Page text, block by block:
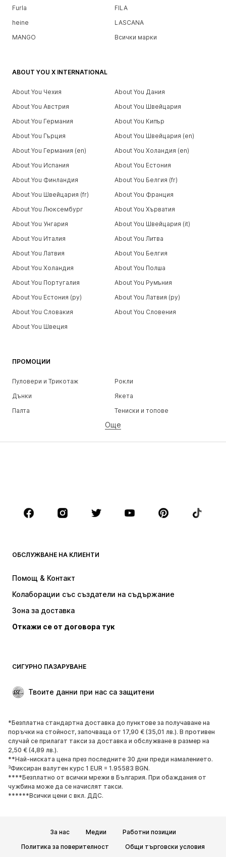
Furla
FILA
heine
LASCANA
MANGO
Всички марки
ПРОМОЦИИ
Пуловери и Трикотаж
Рокли
Дънки
Якета
Палта
Тениски и топове
Бельо
Аксесоари
Premium
НОВО
Пуловери и Трикотаж
Бельо
Палта
Поли
Специални Поводи
ОБУВКИ
НОВО
Популярно
Маратонки
Боти
Обувки с висок ток
Ботуши
Сандали
Ниски обувки
ЕКСКЛУЗИВНО
Още
ОБСЛУЖВАНЕ НА КЛИЕНТИ
Помощ & Контакт
Колаборации със създатели на съдържание
Зона за доставка
Откажи се от договора тук
СИГУРНО ПАЗАРУВАНЕ
Твоите данни при нас са защитени
*Безплатна стандартна доставка до пунктове за получаване на
поръчки на стойност, започваща от 17,90 € (35,01 лв.). В противен
случай се прилагат такси за доставка и обслужване в размер на
2,50 € (4,89 лв.).
**Най-ниската цена през последните 30 дни преди намалението.
³Фиксиран валутен курс 1 EUR = 1.95583 BGN.
****Безплатно от всички мрежи в България. При обаждания от
чужбина може да се начислят такси.
******Всички цени с вкл. ДДС.
За нас Медии
Работни позиции
Политика за поверителност
Общи търговски условия
ABOUT YOU X INTERNATIONAL
About You Чехия
About You Дания
About You Австрия
About You Швейцария
About You Германия
About You Кипър
About You Гърция
About You Швейцария (en)
About You Германия (en)
About You Холандия (en)
About You Испания
About You Естония
About You Финландия
About You Белгия (fr)
About You Швейцария (fr)
About You Франция
About You Люксембург
About You Хърватия
About You Унгария
About You Швейцария (it)
About You Италия
About You Литва
About You Латвия
About You Белгия
About You Холандия
About You Полша
About You Португалия
About You Румъния
About You Естония (ру)
About You Латвия (ру)
About You Словакия
About You Словения
About You Швеция